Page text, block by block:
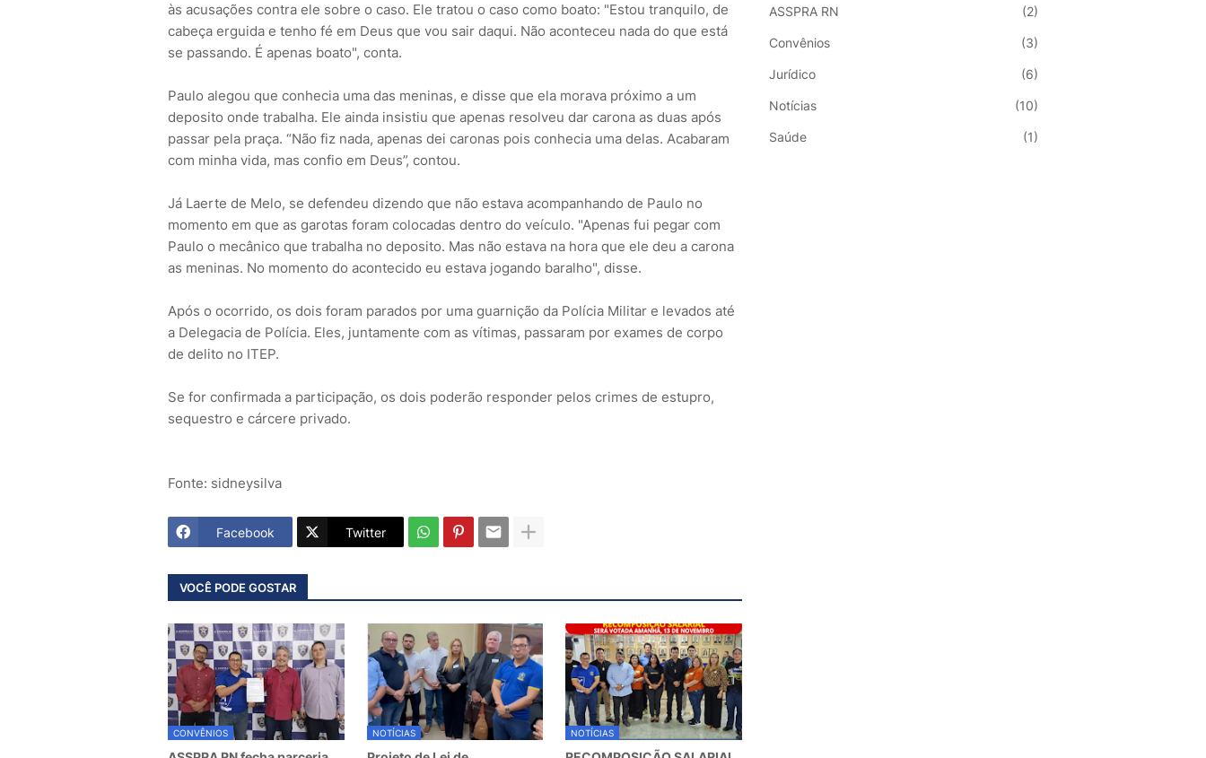
às acusações contra ele sobre o caso. Ele tratou o caso como boato: "Estou tranquilo, de
cabeça erguida e tenho fé em Deus que vou sair daqui. Não aconteceu nada do que está
se passando. É apenas boato", conta.
Paulo alegou que conhecia uma das meninas, e disse que ela morava próximo a um
deposito onde trabalha. Ele ainda insistiu que apenas resolveu dar carona as duas após
passar pela praça. “Não fiz nada, apenas dei caronas pois conhecia uma delas. Acabaram
com minha vida, mas confio em Deus”, contou.
Já Laerte de Melo, se defendeu dizendo que não estava acompanhando de Paulo no
momento em que as garotas foram colocadas dentro do veículo. "Apenas fui pegar com
Paulo o mecânico que trabalha no deposito. Mas não estava na hora que ele deu a carona
as meninas. No momento do acontecido eu estava jogando baralho", disse.
Após o ocorrido, os dois foram parados por uma guarnição da Polícia Militar e levados até
a Delegacia de Polícia. Eles, juntamente com as vítimas, passaram por exames de corpo
de delito no ITEP.
Se for confirmada a participação, os dois poderão responder pelos crimes de estupro,
sequestro e cárcere privado.
Fonte: sidneysilva
Facebook Twitter
VOCÊ PODE GOSTAR
CONVÊNIOS NOTÍCIAS NOTÍCIAS
ASSPRA RN (2)
Convênios (3)
Jurídico (6)
Notícias (10)
Saúde (1)